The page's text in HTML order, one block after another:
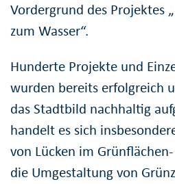
Vordergrund des Projektes
zum Wasser“.
Hunderte Projekte und
wurden bereits erfolgreich
das Stadtbild nachhaltig
handelt es sich
von Lücken im
die Umgestaltung von